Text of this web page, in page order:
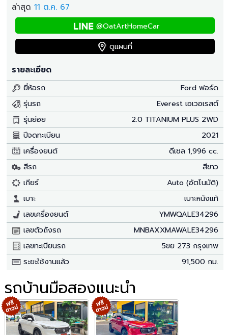
ล่าสุด 11 ต.ค. 67
@OatArtHomeCar
ดูแผนที่
รายละเอียด
ยี่ห้อรถ
Ford ฟอร์ด
รุ่นรถ
Everest เอเวอเรสต์
รุ่นย่อย
2.0 TITANIUM PLUS 2WD
ปีจดทะเบียน
2021
เครื่องยนต์
ดีเซล 1,996 cc.
สีรถ
สีขาว
เกียร์
Auto (อัตโนมัติ)
เบาะ
เบาะหนังแท้
เลขเครื่องยนต์
YMWQALE34296
เลขตัวถังรถ
MNBAXXMAWALE34296
เลขทะเบียนรถ
5ขย 273 กรุงเทพ
ระยะใช้งานแล้ว
91,500 กม.
รถบ้านมือสองแนะนำ